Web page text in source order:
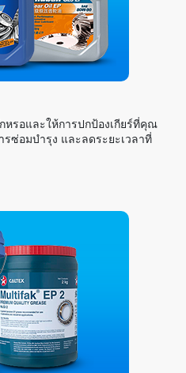
หรอและให้การปกป้องเกียร์ที่คุณ
ซ่อมบำรุง และลดระยะเวลาที่